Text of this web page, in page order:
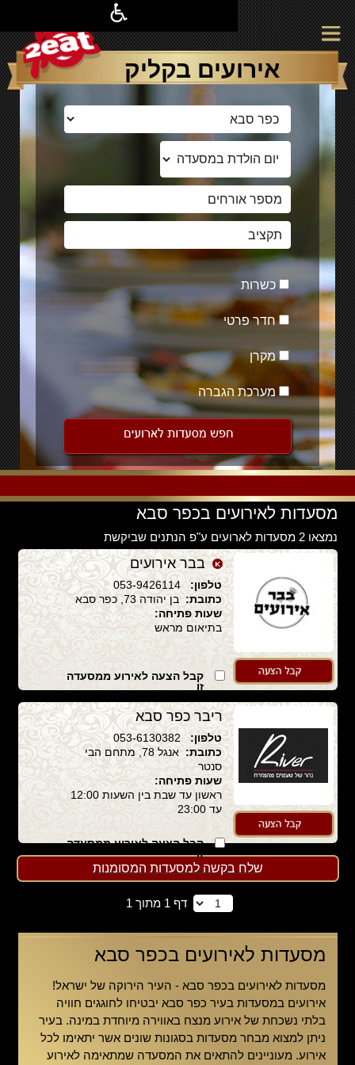
אירועים בקליק
כשרות
חדר פרטי
מקרן
מערכת הגברה
מסעדות לאירועים בכפר סבא
נמצאו 2 מסעדות לארועים ע"פ הנתנים שביקשת
בבר אירועים
טלפון:053-9426114
כתובת: בן יהודה 73, כפר סבא
שעות פתיחה:
בתיאום מראש
קבל הצעה לאירוע ממסעדה
זו
ריבר כפר סבא
טלפון:053-6130382
כתובת:
אנגל 78, מתחם הבי
סנטר
שעות פתיחה:
ראשון עד שבת בין השעות 12:00
עד 23:00
קבל הצעה לאירוע ממסעדה
זו
שלח בקשה למסעדות המסומנות
דף 1 מתוך 1
מסעדות לאירועים בכפר סבא
מסעדות לאירועים בכפר סבא - העיר הירוקה של ישראל!
אירועים במסעדות בעיר כפר סבא יבטיחו לחוגגים חוויה
בלתי נשכחת של אירוע מנצח באווירה מיוחדת במינה. בעיר
ניתן למצוא מבחר מסעדות בסגונות שונים אשר יתאימו לכל
אירוע. מעוניינים להתאים את המסעדה שמתאימה לאירוע